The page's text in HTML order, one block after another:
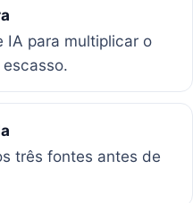
IA para multiplicar o
três fontes antes de